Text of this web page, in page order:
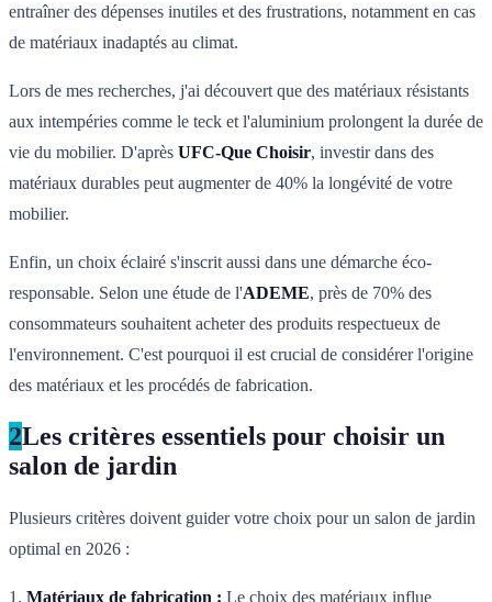
entraîner des dépenses inutiles et des frustrations, notamment en cas
de matériaux inadaptés au climat.
Lors de mes recherches, j'ai découvert que des matériaux résistants
aux intempéries comme le teck et l'aluminium prolongent la durée de
vie du mobilier. D'après UFC-Que Choisir, investir dans des
matériaux durables peut augmenter de 40% la longévité de votre
mobilier.
Enfin, un choix éclairé s'inscrit aussi dans une démarche éco-
responsable. Selon une étude de l'ADEME, près de 70% des
consommateurs souhaitent acheter des produits respectueux de
l'environnement. C'est pourquoi il est crucial de considérer l'origine
des matériaux et les procédés de fabrication.
2Les critères essentiels pour choisir un
salon de jardin
Plusieurs critères doivent guider votre choix pour un salon de jardin
optimal en 2026 :
1. Matériaux de fabrication : Le choix des matériaux influe